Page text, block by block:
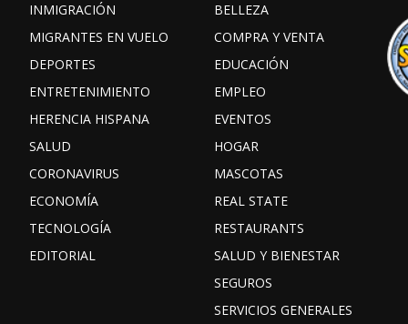
INMIGRACIÓN
MIGRANTES EN VUELO
DEPORTES
ENTRETENIMIENTO
HERENCIA HISPANA
SALUD
CORONAVIRUS
ECONOMÍA
TECNOLOGÍA
EDITORIAL
BELLEZA
COMPRA Y VENTA
EDUCACIÓN
EMPLEO
EVENTOS
HOGAR
MASCOTAS
REAL STATE
RESTAURANTS
SALUD Y BIENESTAR
SEGUROS
SERVICIOS GENERALES